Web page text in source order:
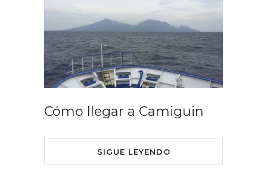
Cómo llegar a Camiguin
SIGUE LEYENDO